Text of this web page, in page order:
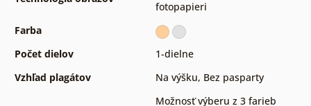
fotopapieri
Farba
Počet dielov
1-dielne
Vzhľad plagátov
Na výšku, Bez pasparty
Možnosť výberu z 3 farieb